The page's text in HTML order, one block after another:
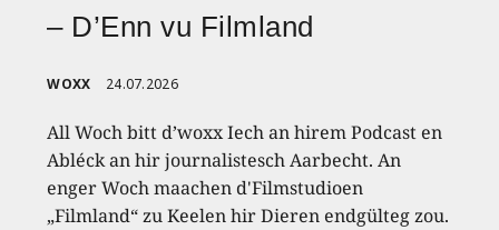
– D’Enn vu Filmland
WOXX 24.07.2026
All Woch bitt d’woxx Iech an hirem Podcast en
Abléck an hir journalistesch Aarbecht. An
enger Woch maachen d'Filmstudioen
„Filmland“ zu Keelen hir Dieren endgülteg zou.